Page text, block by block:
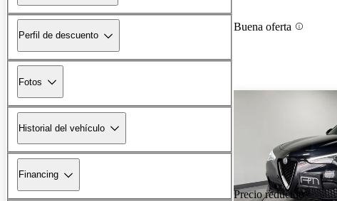
Perfil de descuento
Fotos
Historial del vehículo
Financing
Buena oferta
Precio reducido